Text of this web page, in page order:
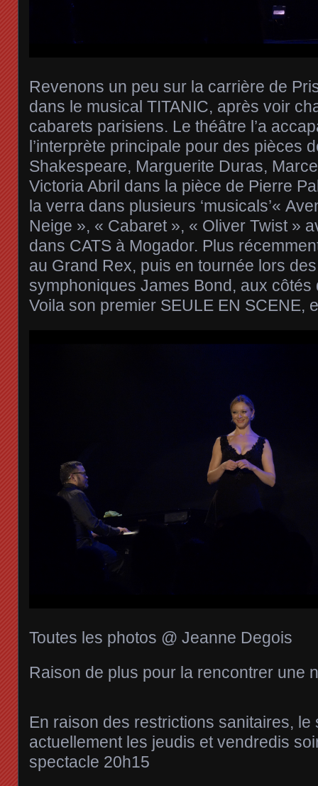
Revenons un peu sur la carrière de
dans le musical TITANIC, après voir
cabarets parisiens. Le théâtre l’a
l’interprète principale pour des pièces
Shakespeare, Marguerite Duras,
Victoria Abril dans la pièce de Pierre
la verra dans plusieurs ‘musicals’«
Neige », « Cabaret », « Oliver Twist »
dans CATS à Mogador. Plus
au Grand Rex, puis en tournée lors
symphoniques James Bond, aux côtés
Voila son premier SEULE EN SCENE,
Toutes les photos @ Jeanne Degois
Raison de plus pour la rencontrer une
En raison des restrictions sanitaires, le
actuellement les jeudis et vendredis
spectacle 20h15